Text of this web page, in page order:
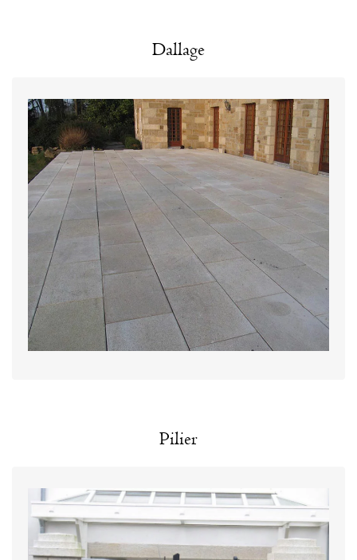
Dallage
CARRIERE LUCAS,
tailleur de pierre
, vous propose
une large gamme de dallages pour habiller et
embellir votre terrasse, piscine, allée, cour, entrée,
porche ou véranda. Dallage tous formats, finitions
bouchardées, flammées, éclatées, sciées, adoucies,
polies…
L’ensemble de ces éléments peut être réalisé soit
dans un format standard, soit personnalisé en
fonction de votre projet.
Pilier
Vous trouverez dans cette catégorie toute notre
sélection de colonnes, piliers, pilastres, poteaux…